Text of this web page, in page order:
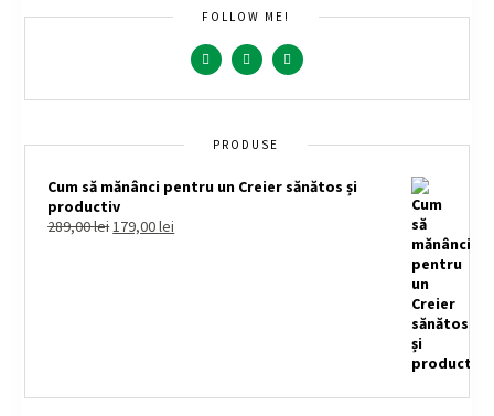
FOLLOW ME!
PRODUSE
Cum să mănânci pentru un Creier sănătos și
productiv
289,00lei179,00lei